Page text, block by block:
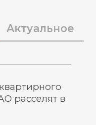
Актуальное
расселят в